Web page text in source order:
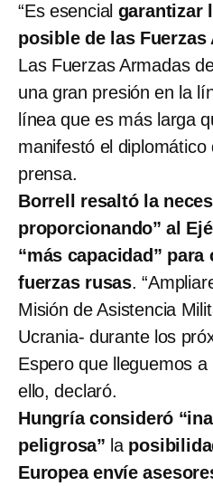
“Es esencial garantizar
posible de las Fuerzas
Las Fuerzas Armadas
una gran presión en la
línea que es más larga
manifestó el
prensa.
Borrell resaltó la
proporcionando” al
“más capacidad”
fuerzas rusas.
Misión de Asistencia
Ucrania- durante los
Espero que lleguemos
ello, declaró.
Hungría consideró
peligrosa” la
Europea envíe